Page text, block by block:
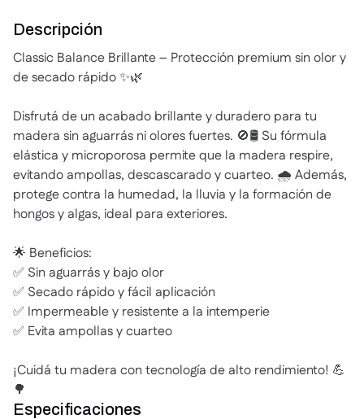
Descripción
Classic Balance Brillante – Protección premium sin olor y
de secado rápido ✨🌿
Disfrutá de un acabado brillante y duradero para tu
madera sin aguarrás ni olores fuertes. 🚫🛢️ Su fórmula
elástica y microporosa permite que la madera respire,
evitando ampollas, descascarado y cuarteo. 🌧️ Además,
protege contra la humedad, la lluvia y la formación de
hongos y algas, ideal para exteriores.
🌟 Beneficios:
✅ Sin aguarrás y bajo olor
✅ Secado rápido y fácil aplicación
✅ Impermeable y resistente a la intemperie
✅ Evita ampollas y cuarteo
¡Cuidá tu madera con tecnología de alto rendimiento! 💪
🌳
Especificaciones